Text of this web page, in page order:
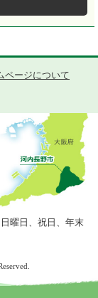
ページについて
曜日、祝日、年末